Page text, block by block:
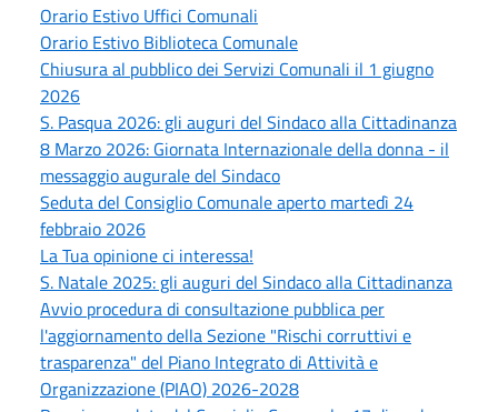
Orario Estivo Uffici Comunali
Orario Estivo Biblioteca Comunale
Chiusura al pubblico dei Servizi Comunali il 1 giugno
2026
S. Pasqua 2026: gli auguri del Sindaco alla Cittadinanza
8 Marzo 2026: Giornata Internazionale della donna - il
messaggio augurale del Sindaco
Seduta del Consiglio Comunale aperto martedì 24
febbraio 2026
La Tua opinione ci interessa!
S. Natale 2025: gli auguri del Sindaco alla Cittadinanza
Avvio procedura di consultazione pubblica per
l'aggiornamento della Sezione "Rischi corruttivi e
trasparenza" del Piano Integrato di Attività e
Organizzazione (PIAO) 2026-2028